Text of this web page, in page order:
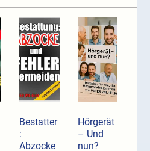
Bestatter
:
Abzocke
Hörgerät
– Und
nun?